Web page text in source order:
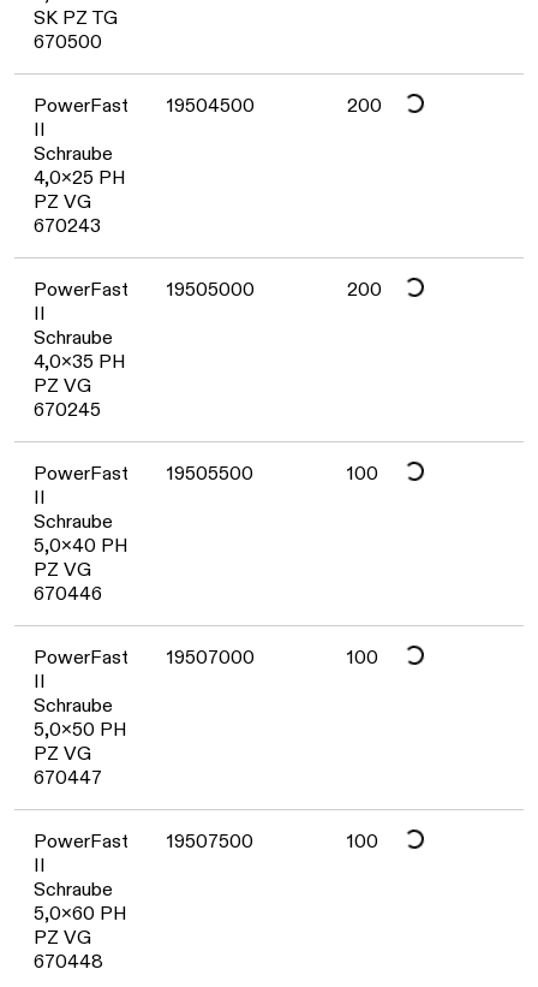
SK PZ TG
670500
PowerFast
II
Schraube
4,0x25 PH
PZ VG
670243
19504500 200Daten werden geladen. Bitte warten...
PowerFast
II
Schraube
4,0x35 PH
PZ VG
670245
19505000 200Daten werden geladen. Bitte warten...
PowerFast
II
Schraube
5,0x40 PH
PZ VG
670446
19505500 100Daten werden geladen. Bitte warten...
PowerFast
II
Schraube
5,0x50 PH
PZ VG
670447
19507000 100Daten werden geladen. Bitte warten...
PowerFast
II
Schraube
5,0x60 PH
PZ VG
670448
19507500 100